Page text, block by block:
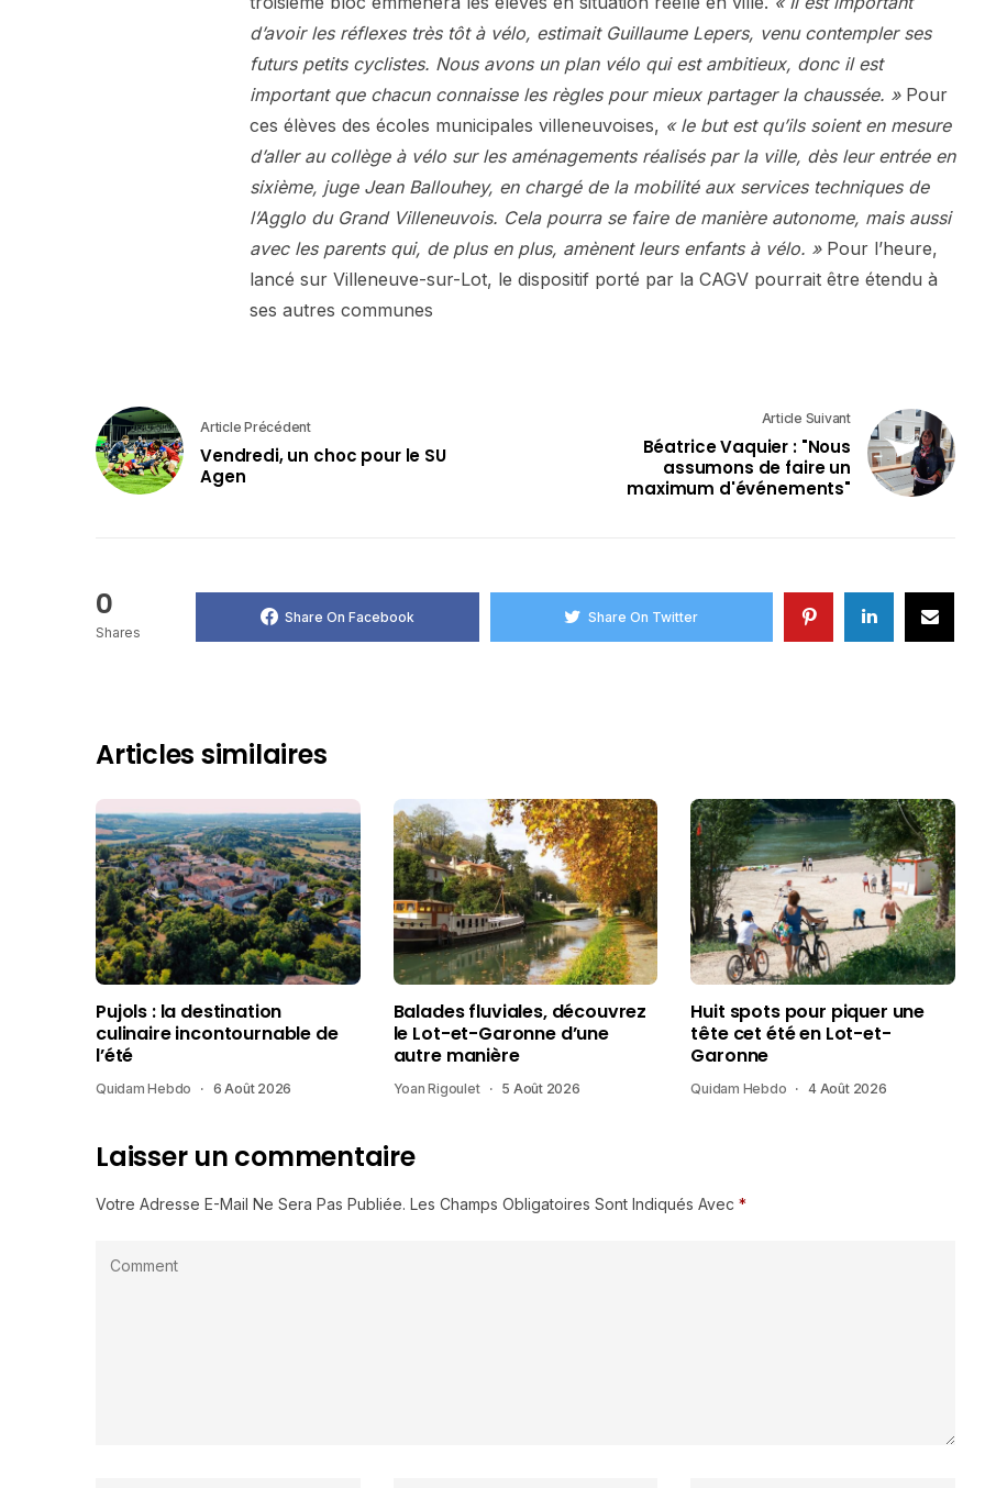
d’avoir les réflexes très tôt à vélo, estimait Guillaume Lepers, venu contempler ses
futurs petits cyclistes. Nous avons un plan vélo qui est ambitieux, donc il est
important que chacun connaisse les règles pour mieux partager la chaussée. »Pour
ces élèves des écoles municipales villeneuvoises, « le but est qu’ils soient en mesure
d’aller au collège à vélo sur les aménagements réalisés par la ville, dès leur entrée en
sixième, juge Jean Ballouhey, en chargé de la mobilité aux services techniques de
l’Agglo du Grand Villeneuvois. Cela pourra se faire de manière autonome, mais aussi
avec les parents qui, de plus en plus, amènent leurs enfants à vélo. »Pour l’heure,
lancé sur Villeneuve-sur-Lot, le dispositif porté par la CAGV pourrait être étendu à
ses autres communes
Article Précédent
Vendredi, un choc pour le SU
Agen
Article Suivant
Béatrice Vaquier : "Nous
assumons de faire un
maximum d'événements"
0
Shares
Share On Facebook Share On Twitter
Articles similaires
Pujols : la destination
culinaire incontournable de
l’été
Quidam Hebdo 6 Août 2026
Balades fluviales, découvrez
le Lot-et-Garonne d’une
autre manière
Yoan Rigoulet 5 Août 2026
Huit spots pour piquer une
tête cet été en Lot-et-
Garonne
Quidam Hebdo 4 Août 2026
Laisser un commentaire
Votre Adresse E-Mail Ne Sera Pas Publiée. Les Champs Obligatoires Sont Indiqués Avec *